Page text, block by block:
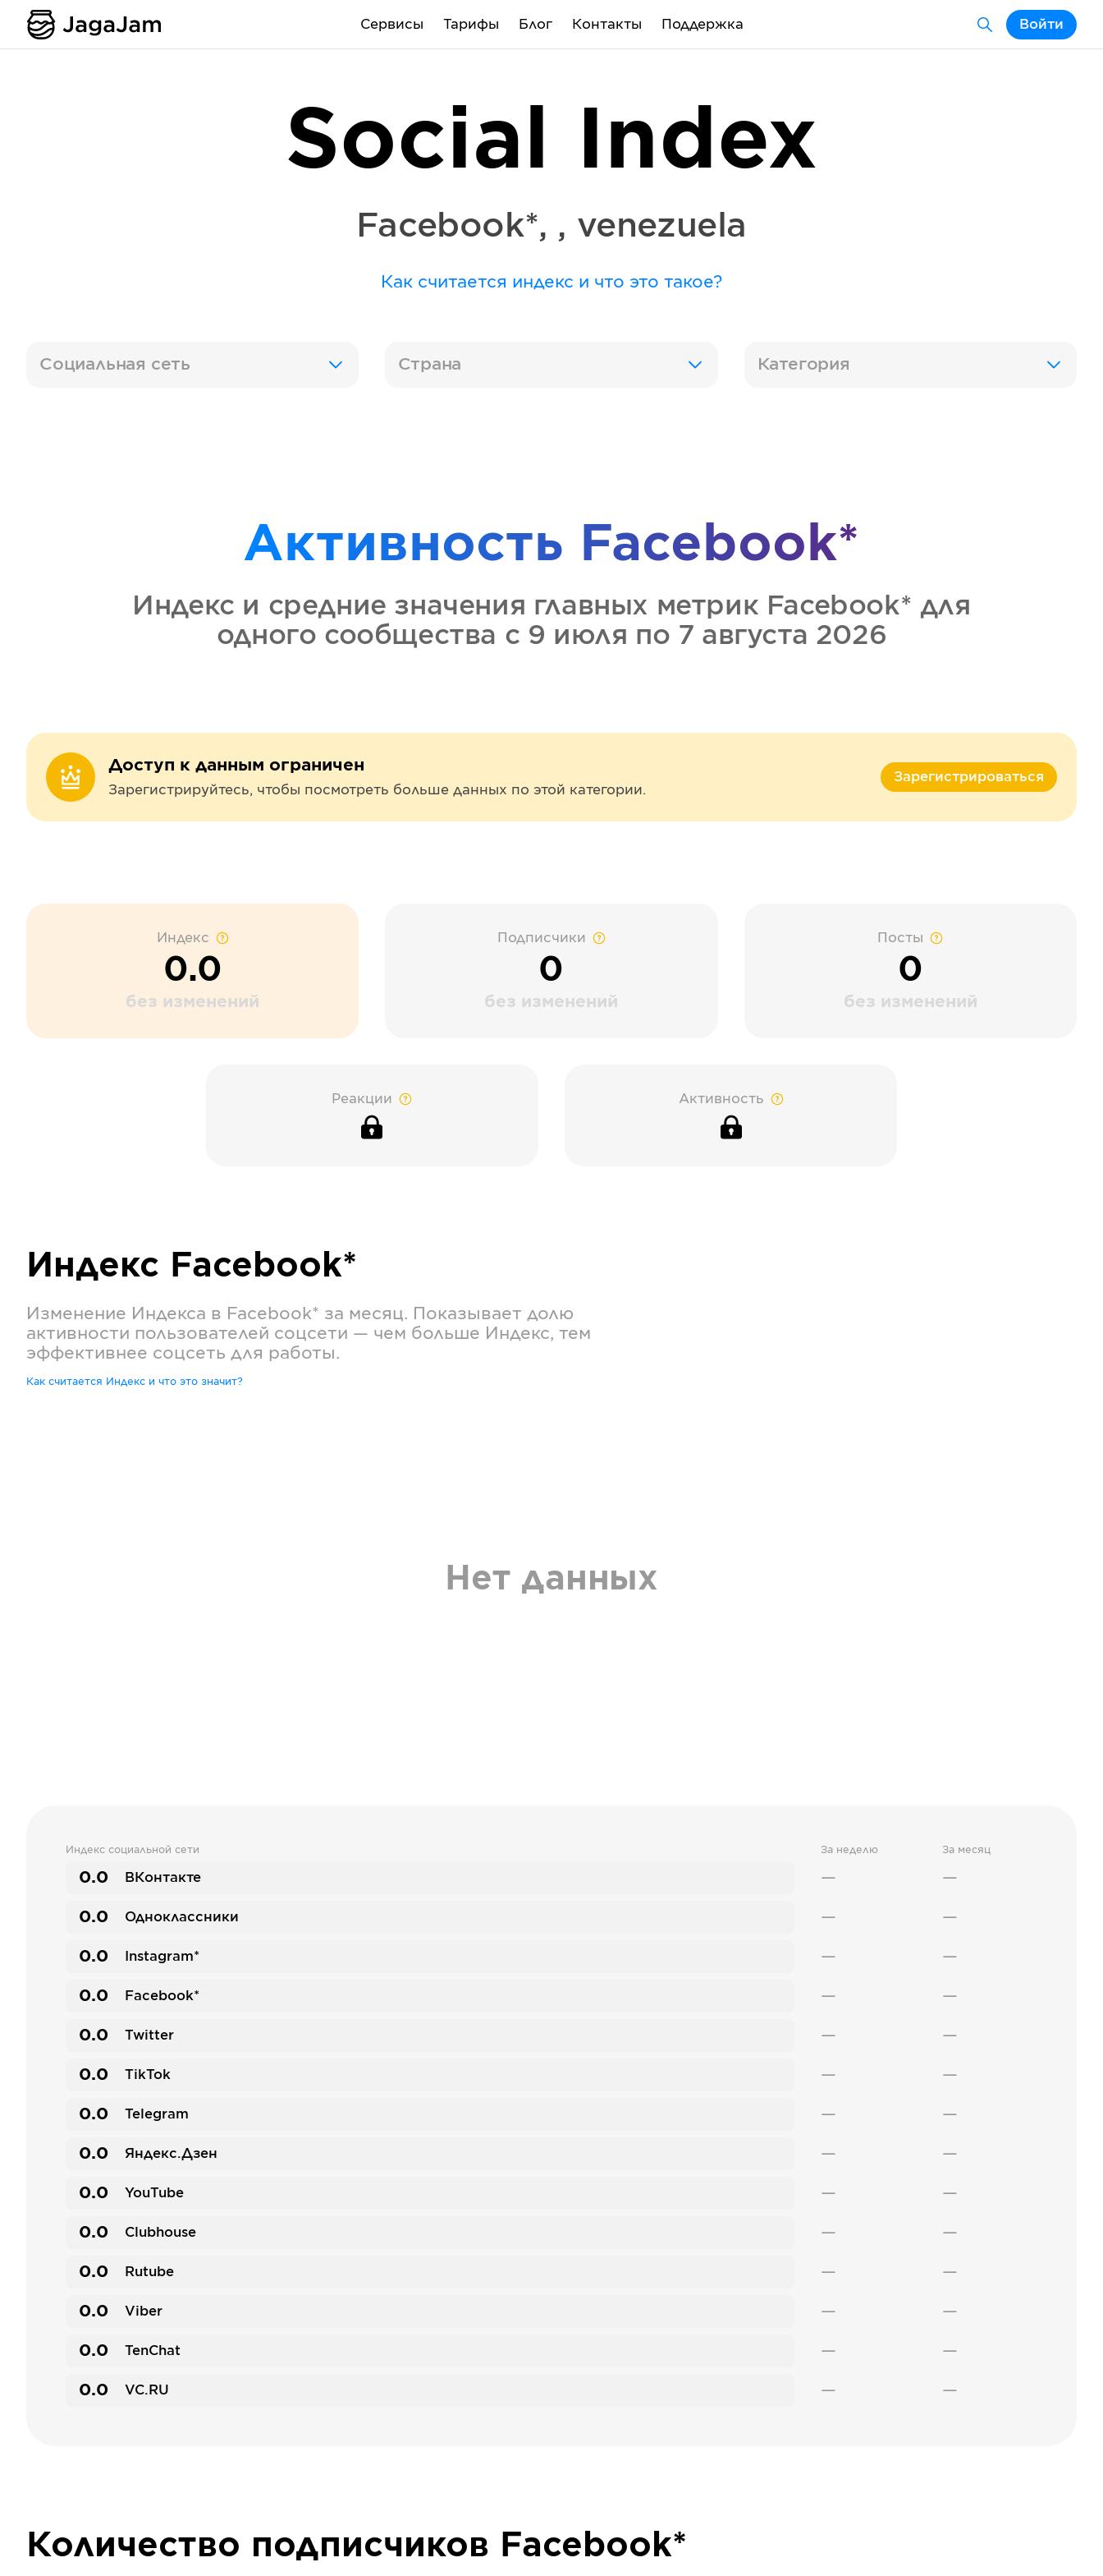
Сервисы Тарифы Блог Контакты Поддержка Войти
Social Index
Facebook*, , venezuela
Как считается индекс и что это такое?
Социальная сеть Страна Категория
Активность Facebook*
Индекс и средние значения главных метрик Facebook* для
одного сообщества с 9 июля по 7 августа 2026
Доступ к данным ограничен
Зарегистрируйтесь, чтобы посмотреть больше данных по этой категории.
Зарегистрироваться
Индекс
0.0
без изменений
Подписчики
0
без изменений
Посты
0
без изменений
Реакции Активность
Индекс Facebook*
Изменение Индекса в Facebook* за месяц. Показывает долю
активности пользователей соцсети — чем больше Индекс, тем
эффективнее соцсеть для работы.
Как считается Индекс и что это значит?
Нет данных
Индекс социальной сети За неделю За месяц
0.0 ВКонтакте — —
0.0 Одноклассники — —
0.0 Instagram* — —
0.0 Facebook* — —
0.0 Twitter — —
0.0 TikTok — —
0.0 Telegram — —
0.0 Яндекс.Дзен — —
0.0 YouTube — —
0.0 Clubhouse — —
0.0 Rutube — —
0.0 Viber — —
0.0 TenChat — —
0.0 VC.RU — —
Количество подписчиков Facebook*